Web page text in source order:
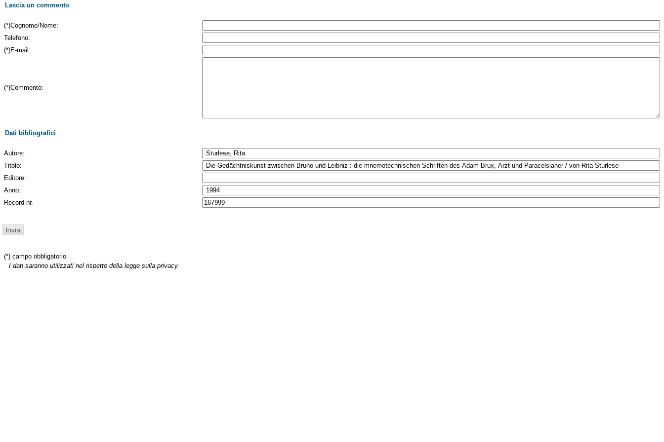
Lascia un commento
(*)Cognome/Nome:
Telefono:
(*)E-mail:
(*)Commento:
Dati bibliografici
Autore:
Titolo:
Editore:
Anno:
Record nr.
(*) campo obbligatorio
I dati saranno utilizzati nel rispetto della legge sulla privacy.